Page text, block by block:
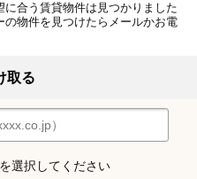
合う賃貸物件は見つかりました
物件を見つけたらメールかお電
取る
選択してください